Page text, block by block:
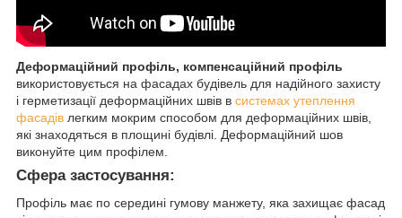
Деформаційний профіль, компенсаційний профіль
використовується на фасадах будівель для надійного захисту
і герметизації деформаційних швів в системах утеплення
фасадів легким мокрим способом для деформаційних швів,
які знаходяться в площині будівлі. Деформаційний шов
виконуйте цим профілем.
Сфера застосування:
Профіль має по середині гумову манжету, яка захищає фасад